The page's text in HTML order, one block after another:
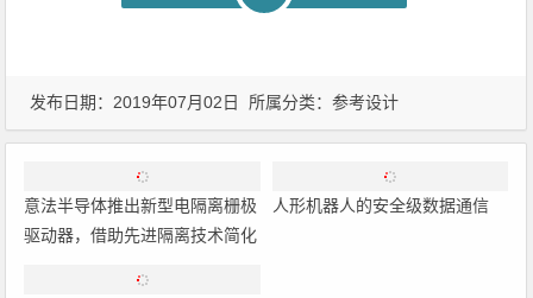
发布日期：2019年07月02日 所属分类：参考设计
意法半导体推出新型电隔离栅极
驱动器，借助先进隔离技术简化
人形机器人的安全级数据通信